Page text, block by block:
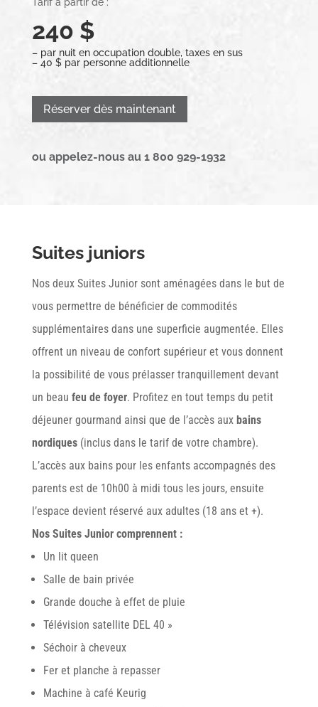
240 $
– par nuit en occupation double, taxes en sus
– 40 $ par personne additionnelle
Réserver dès maintenant
ou appelez-nous au 1 800 929-1932
Suites juniors
Nos deux Suites Junior sont aménagées dans le but de
vous permettre de bénéficier de commodités
supplémentaires dans une superficie augmentée. Elles
offrent un niveau de confort supérieur et vous donnent
la possibilité de vous prélasser tranquillement devant
un beau feu de foyer. Profitez en tout temps du petit
déjeuner gourmand ainsi que de l’accès aux bains
nordiques(inclus dans le tarif de votre chambre).
L’accès aux bains pour les enfants accompagnés des
parents est de 10h00 à midi tous les jours, ensuite
l’espace devient réservé aux adultes (18 ans et +).
Nos Suites Junior comprennent :
Un lit queen
Salle de bain privée
Grande douche à effet de pluie
Télévision satellite DEL 40 »
Séchoir à cheveux
Fer et planche à repasser
Machine à café Keurig